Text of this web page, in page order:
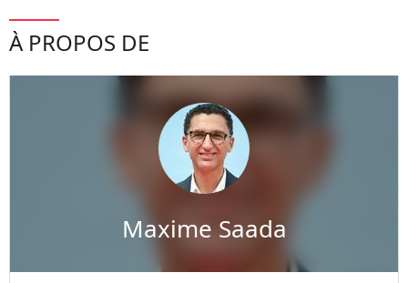
À PROPOS DE
Maxime Saada